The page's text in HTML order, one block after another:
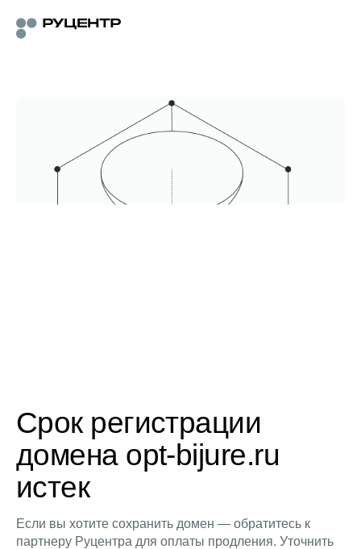
Срок регистрации
домена opt-bijure.ru
истек
Если вы хотите сохранить домен — обратитесь к
партнеру Руцентра для оплаты продления. Уточнить